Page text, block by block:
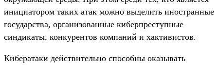
инициатором таких атак можно выделить иностранные
государства, организованные киберпреступные
синдикаты, конкурентов компаний и хактивистов.
Кибератаки действительно способны оказывать